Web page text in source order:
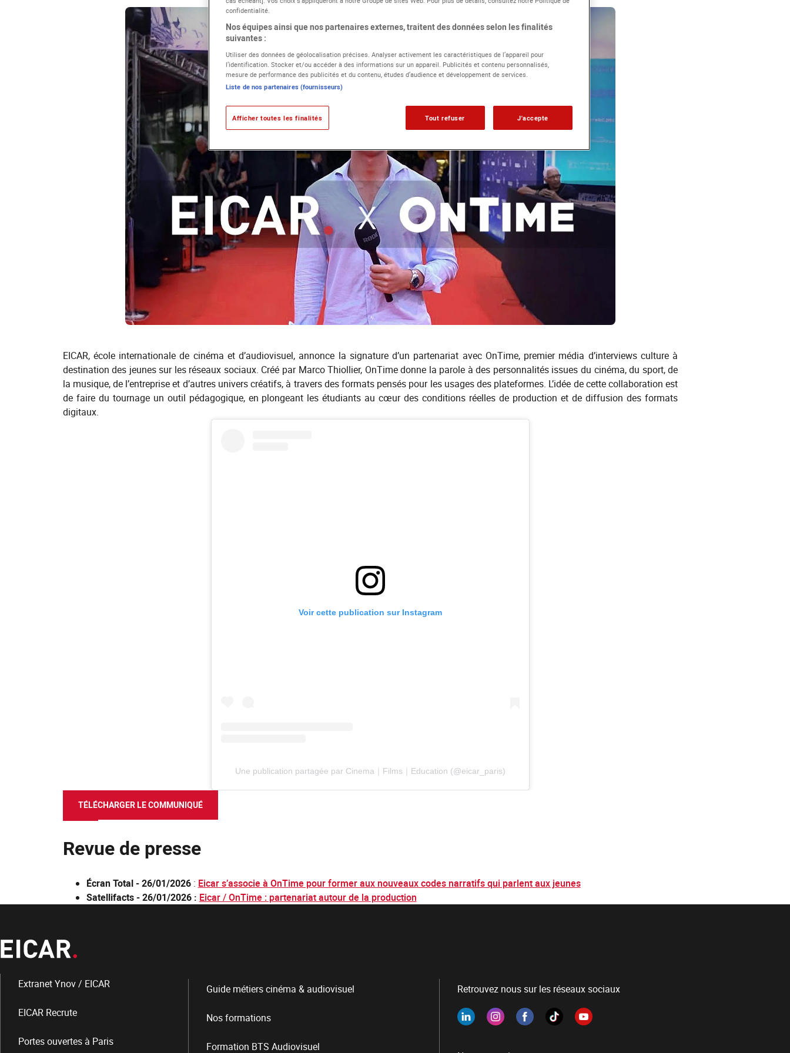
EICAR, école internationale de cinéma et d’audiovisuel, annonce la signature d’un partenariat avec OnTime, premier média d’interviews culture à
destination des jeunes sur les réseaux sociaux. Créé par Marco Thiollier, OnTime donne la parole à des personnalités issues du cinéma, du sport, de
la musique, de l’entreprise et d’autres univers créatifs, à travers des formats pensés pour les usages des plateformes. L’idée de cette collaboration est
de faire du tournage un outil pédagogique, en plongeant les étudiants au cœur des conditions réelles de production et de diffusion des formats
digitaux.
Voir cette publication sur Instagram
Une publication partagée par Cinema｜Films｜Education (@eicar_paris)
TÉLÉCHARGER LE COMMUNIQUÉ
Revue de presse
Écran Total - 26/01/2026: Eicar s’associe à OnTime pour former aux nouveaux codes narratifs qui parlent aux jeunes
Satellifacts - 26/01/2026 : Eicar / OnTime : partenariat autour de la production
Extranet Ynov / EICAR
EICAR Recrute
Portes ouvertes à Paris
Guide métiers cinéma & audiovisuel
Nos formations
Formation BTS Audiovisuel
Retrouvez nous sur les réseaux sociaux
confidentialité.
Nos équipes ainsi que nos partenaires externes, traitent des données selon les finalités
suivantes :
Utiliser des données de géolocalisation précises. Analyser activement les caractéristiques de l’appareil pour
l’identification. Stocker et/ou accéder à des informations sur un appareil. Publicités et contenu personnalisés,
mesure de performance des publicités et du contenu, études d’audience et développement de services.
Liste de nos partenaires (fournisseurs)
Tout refuser J'accepte
Afficher toutes les finalités